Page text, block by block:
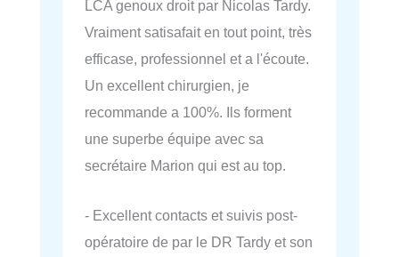
LCA genoux droit par Nicolas Tardy.
Vraiment satisafait en tout point, très
efficase, professionnel et a l'écoute.
Un excellent chirurgien, je
recommande a 100%. Ils forment
une superbe équipe avec sa
secrétaire Marion qui est au top.
- Excellent contacts et suivis post-
opératoire de par le DR Tardy et son